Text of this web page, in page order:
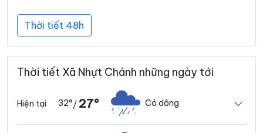
Thời tiết 48h
Thời tiết Xã Nhựt Chánh những ngày tới
Hiện tại 32°/ 27° Có dông